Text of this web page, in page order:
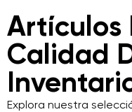
Artículos
Calidad
Explora nuestra